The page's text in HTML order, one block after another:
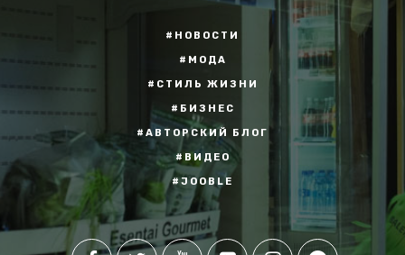
#НОВОСТИ
#МОДА
#СТИЛЬ ЖИЗНИ
#БИЗНЕС
#АВТОРСКИЙ БЛОГ
#ВИДЕО
#JOOBLE